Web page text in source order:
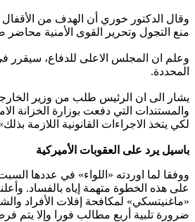
وقال الدكتور خوري أن الهدف من الأقفال
منع التجول وتحرير القوى الأمنية
المحددة.
يشار الى ان الرئيس طلب من وزير
والمستندات التي دفعت بوزارة الخزانة
لكي يتخذ الاجراءات القانونية اللازمة
باسيل يرد على العقوبات الأميركية
ووفقا لما اوردته «اللواء» في عددها
على هذه الخطوة متهمة إياه بالفساد.
«ماغنيتسكي» لمكافحة إفلات الأفراد
ضرورة تلبية أربع مطالب فورا وإلا يتم